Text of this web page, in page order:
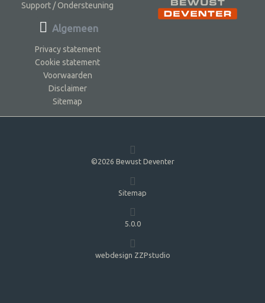
Support / Ondersteuning
Algemeen
Privacy statement
Cookie statement
Voorwaarden
Disclaimer
Sitemap
©2026 Bewust Deventer
Sitemap
5.0.0
webdesign ZZPstudio